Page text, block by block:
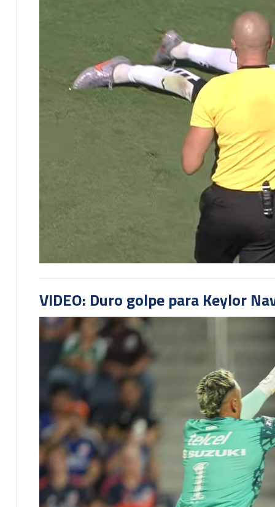
VIDEO: Duro golpe para Keylor